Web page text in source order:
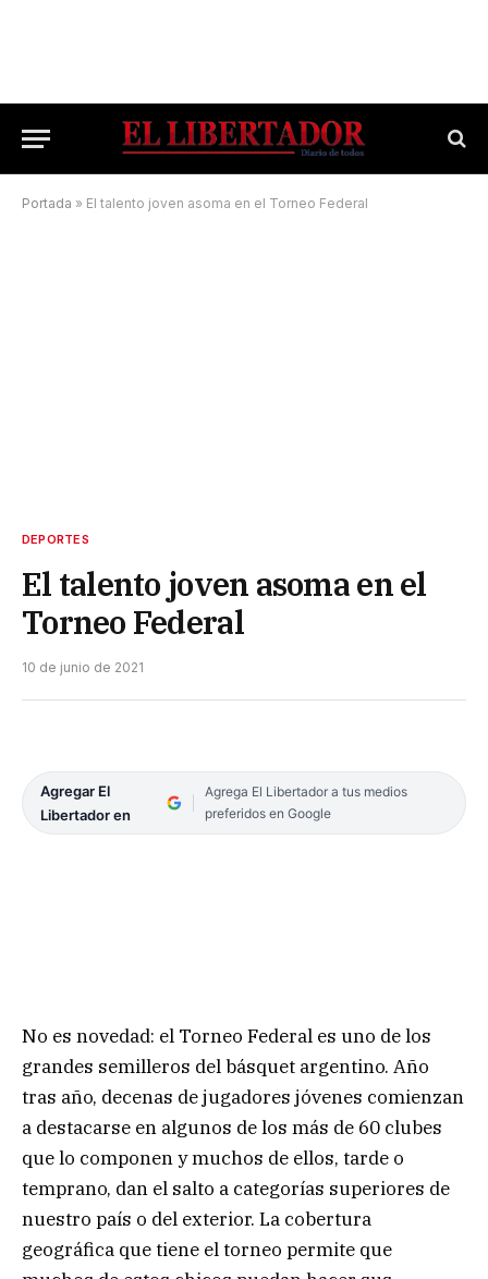
Portada » El talento joven asoma en el Torneo Federal
DEPORTES
El talento joven asoma en el
Torneo Federal
10 de junio de 2021
Agregar El
Libertador en
Agrega El Libertador a tus medios
preferidos en Google
No es novedad: el Torneo Federal es uno de los
grandes semilleros del básquet argentino. Año
tras año, decenas de jugadores jóvenes comienzan
a destacarse en algunos de los más de 60 clubes
que lo componen y muchos de ellos, tarde o
temprano, dan el salto a categorías superiores de
nuestro país o del exterior. La cobertura
geográfica que tiene el torneo permite que